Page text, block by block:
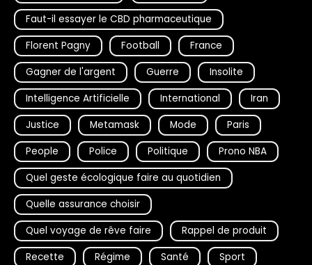
Faut-il essayer le CBD pharmaceutique
Florent Pagny
Football
France
Gagner de l'argent
Guerre
Insolite
Intelligence Artificielle
International
Iran
Justice
Metamask Mode
Paris
People
Police Politique
Prono NBA
Quel geste écologique faire au quotidien
Quelle assurance choisir
Quel voyage de rêve faire
Rappel de produit
Recette
Régime Santé Sport